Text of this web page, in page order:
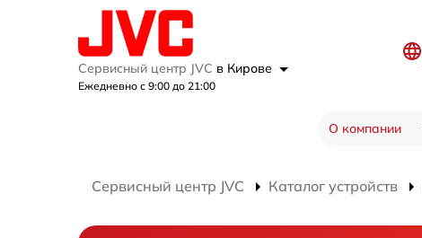
Сервисный центр JVC в Кирове
Ежедневно с 9:00 до 21:00
О компании
Сервисный центр JVC Каталог устройств